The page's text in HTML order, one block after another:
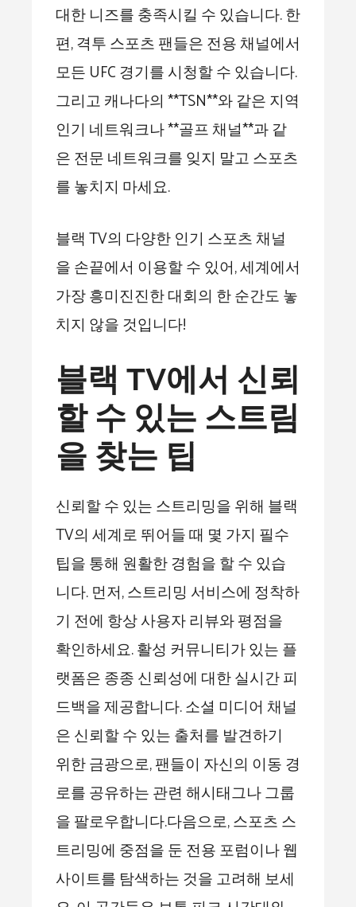
대한 니즈를 충족시킬 수 있습니다. 한
편, 격투 스포츠 팬들은 전용 채널에서
모든 UFC 경기를 시청할 수 있습니다.
그리고 캐나다의 **TSN**와 같은 지역
인기 네트워크나 **골프 채널**과 같
은 전문 네트워크를 잊지 말고 스포츠
를 놓치지 마세요.
블랙 TV의 다양한 인기 스포츠 채널
을 손끝에서 이용할 수 있어, 세계에서
가장 흥미진진한 대회의 한 순간도 놓
치지 않을 것입니다!
블랙 TV에서 신뢰
할 수 있는 스트림
을 찾는 팁
신뢰할 수 있는 스트리밍을 위해 블랙
TV의 세계로 뛰어들 때 몇 가지 필수
팁을 통해 원활한 경험을 할 수 있습
니다. 먼저, 스트리밍 서비스에 정착하
기 전에 항상 사용자 리뷰와 평점을
확인하세요. 활성 커뮤니티가 있는 플
랫폼은 종종 신뢰성에 대한 실시간 피
드백을 제공합니다. 소셜 미디어 채널
은 신뢰할 수 있는 출처를 발견하기
위한 금광으로, 팬들이 자신의 이동 경
로를 공유하는 관련 해시태그나 그룹
을 팔로우합니다.다음으로, 스포츠 스
트리밍에 중점을 둔 전용 포럼이나 웹
사이트를 탐색하는 것을 고려해 보세